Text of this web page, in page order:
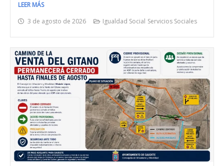
LEER MÁS
3 de agosto de 2026
Igualdad Social Servicios Sociales